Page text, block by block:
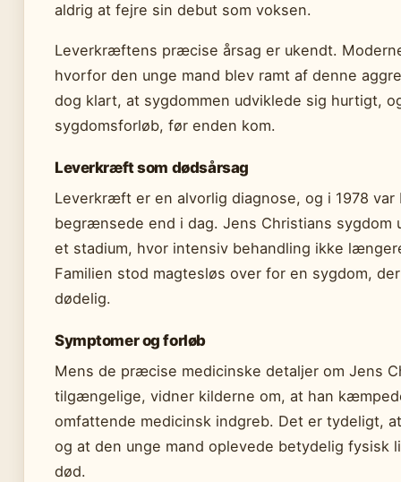
aldrig at fejre sin debut som voksen.
Leverkræftens præcise årsag er ukendt.
hvorfor den unge mand blev ramt af denne
dog klart, at sygdommen udviklede sig hurtigt,
sygdomsforløb, før enden kom.
Leverkræft som dødsårsag
Leverkræft er en alvorlig diagnose, og i 1978
begrænsede end i dag. Jens Christians
et stadium, hvor intensiv behandling ikke
Familien stod magtesløs over for en sygdom,
dødelig.
Symptomer og forløb
Mens de præcise medicinske detaljer om Jens
tilgængelige, vidner kilderne om, at han
omfattende medicinsk indgreb. Det er tydeligt,
og at den unge mand oplevede betydelig
død.